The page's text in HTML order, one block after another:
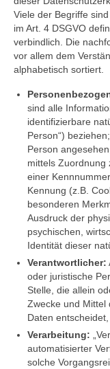
Viele der Begriffe
im Art. 4 DSGVO
verbindlich. Die
vor allem dem
alphabetisch sortiert.
sind alle
identifizierbare
Person“)
Person
mittels Zuordnung
einer
Kennung (z.B.
besonderen
Ausdruck der
psychischen,
Identität dieser
Verantwortlicher:
oder juristische
Stelle, die allein
Zwecke und Mittel
Daten
Verarbeitung:
automatisierter
solche